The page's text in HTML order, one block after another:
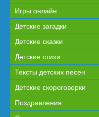
Игры онлайн
Детские загадки
Детские сказки
Детские стихи
Тексты детских песен
Детские скороговорки
Поздравления